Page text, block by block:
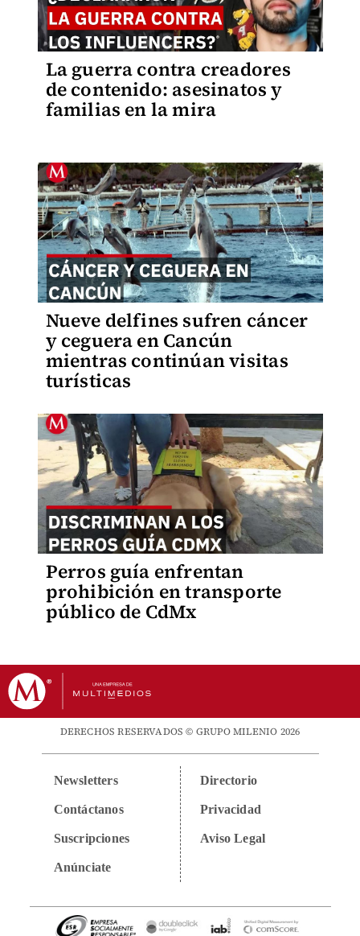
La guerra contra creadores
de contenido: asesinatos y
familias en la mira
Nueve delfines sufren cáncer
y ceguera en Cancún
mientras continúan visitas
turísticas
Perros guía enfrentan
prohibición en transporte
público de CdMx
DERECHOS RESERVADOS © GRUPO MILENIO 2026
Newsletters
Contáctanos
Suscripciones
Anúnciate
Directorio
Privacidad
Aviso Legal